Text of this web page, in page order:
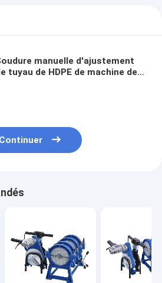
manuelle d'ajustement
tuyau de HDPE de machine de
Continuer